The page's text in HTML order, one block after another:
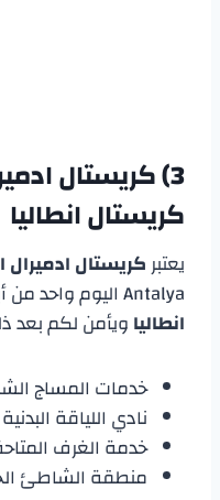
3) كريستال
كريستال انطاليا
يعتبركريستال ادميرال
Antalya اليوم واحد من أبهى فروع قائمة
انطالياويأمن لكم بعد
خدمات المساج
نادي اللياقة
خدمة الغرف
منطقة الشاطئ